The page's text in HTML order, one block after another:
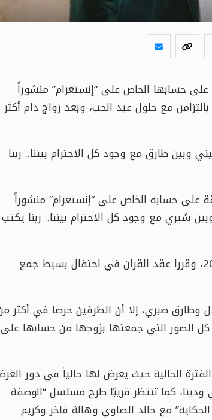
حسابها الخاص على “إنستغرام” منشوراً
مع حلول عيد الحب، وبعد زواج دام أكثر
طارق مع وجود كل الاحترام بيننا.. ربنا
على حسابه الخاص على “إنستغرام” منشوراً
شيري مع وجود كل الاحترام بيننا.. ربنا يكتب
يُذكر أن شيري عادل تزوّجت من طارق صبري في شهر أكتوبر 2022، وقررا عقد القران في احتفال بسيط جمع
وطارق صبري، إلا أن الطرفين حرصا في أكثر
الصور التي جمعتها بزوجها من حسابها على
الحالية حيث يعرض لها حالياً في دور
كما تنتظر قريبًا طرح مسلسل “الوصفة
مع خالد الصاوي وهالة فاخر وكريم